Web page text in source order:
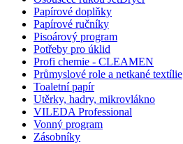
Papírové doplňky
Papírové ručníky
Pisoárový program
Potřeby pro úklid
Profi chemie - CLEAMEN
Průmyslové role a netkané textílie
Toaletní papír
Utěrky, hadry, mikrovlákno
VILEDA Professional
Vonný program
Zásobníky